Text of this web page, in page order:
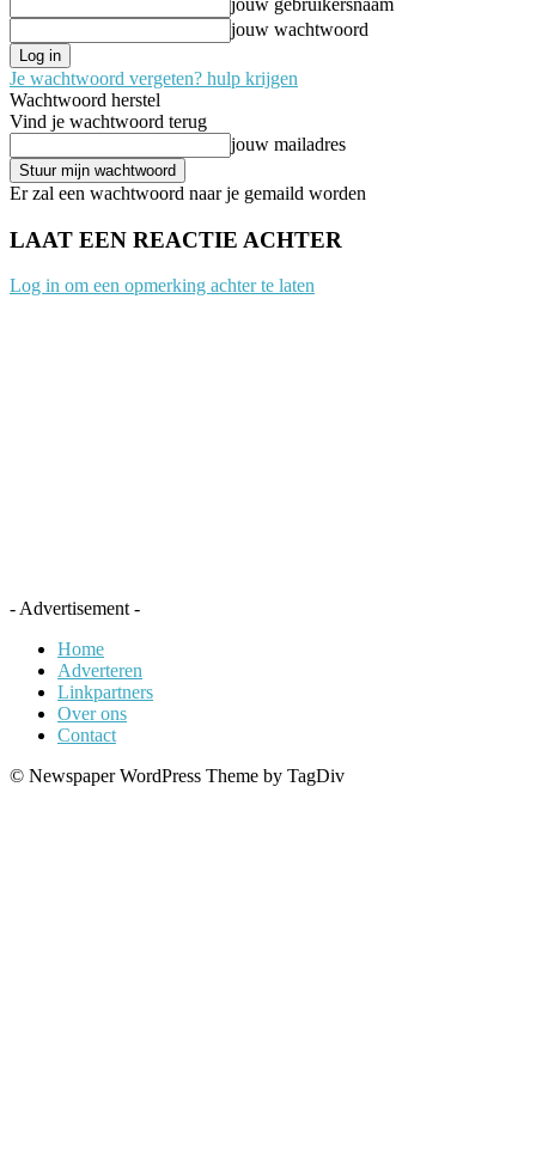
jouw wachtwoord
Je wachtwoord vergeten? hulp krijgen
Wachtwoord herstel
Vind je wachtwoord terug
jouw mailadres
Er zal een wachtwoord naar je gemaild worden
LAAT EEN REACTIE ACHTER
Log in om een opmerking achter te laten
- Advertisement -
Home
Adverteren
Linkpartners
Over ons
Contact
© Newspaper WordPress Theme by TagDiv